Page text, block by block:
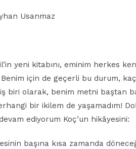
Usanmaz
yeni kitabını, eminim herkes
için de geçerli bu durum,
biri olarak, benim metni baştan
bir ikilem de yaşamadım!
ediyorum Koç’un hikâyesini:
başına kısa zamanda